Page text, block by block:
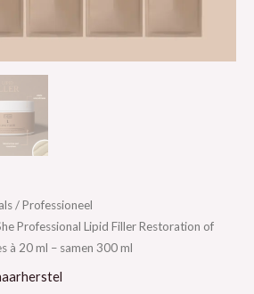
/Professioneel
Professional Lipid Filler Restoration of
à 20 ml – samen 300 ml